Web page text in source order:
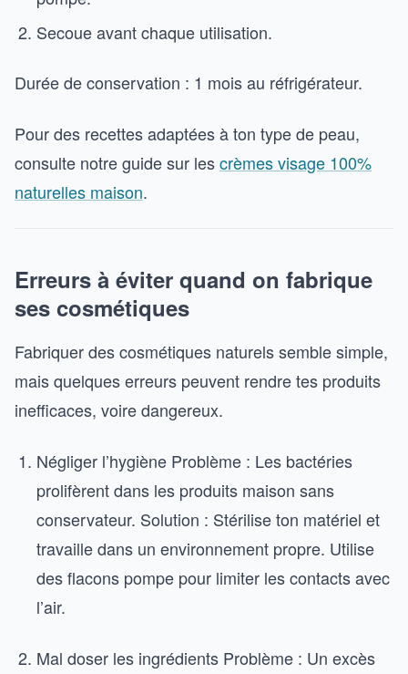
Secoue avant chaque utilisation.
Durée de conservation : 1 mois au réfrigérateur.
Pour des recettes adaptées à ton type de peau,
consulte notre guide sur lescrèmes visage 100%
naturelles maison.
Erreurs à éviter quand on fabrique
ses cosmétiques
Fabriquer des cosmétiques naturels semble simple,
mais quelques erreurs peuvent rendre tes produits
inefficaces, voire dangereux.
Négliger l’hygiène Problème : Les bactéries
prolifèrent dans les produits maison sans
conservateur. Solution : Stérilise ton matériel et
travaille dans un environnement propre. Utilise
des flacons pompe pour limiter les contacts avec
l’air.
Mal doser les ingrédients Problème : Un excès